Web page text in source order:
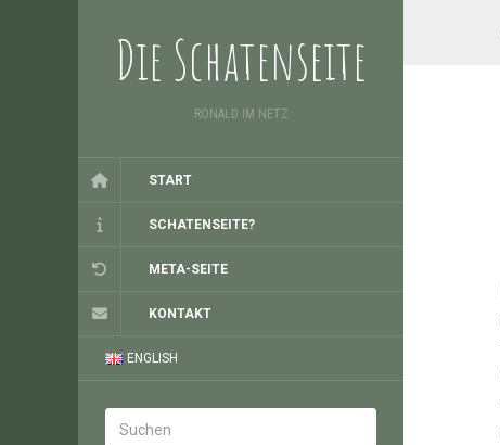
Die Schatenseite
RONALD IM NETZ
START
SCHATENSEITE?
META-SEITE
KONTAKT
ENGLISH